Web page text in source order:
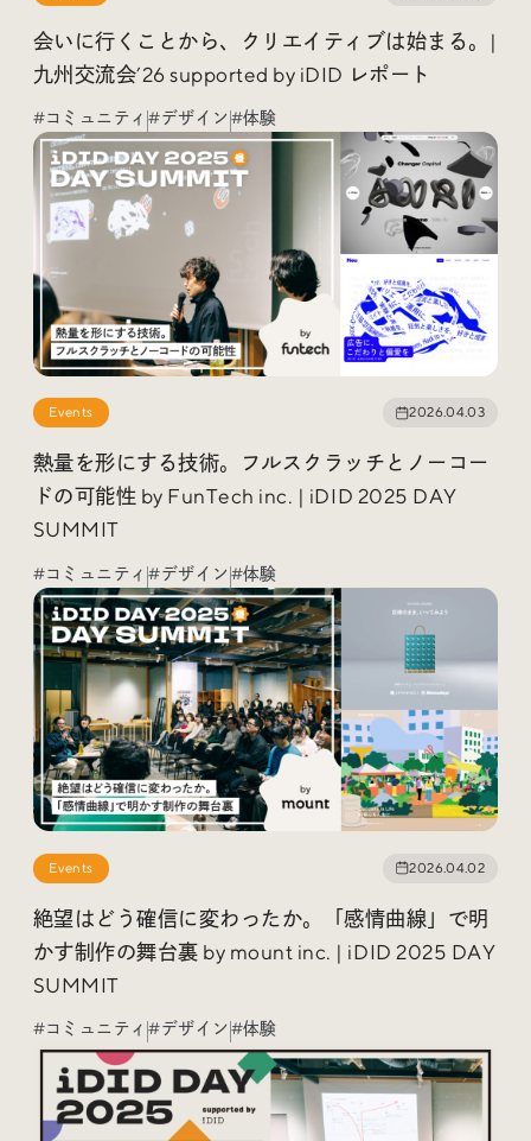
Social
@iDID_team 平日ほぼ毎日投稿中！
@iDID.team
Project byFOURDIGIT,SHIFTBRAINandWab Design
Privacy Policy
会いに行くことから、クリエイティブは始まる。|
九州交流会’26 supported by iDID レポート
#コミュニティ #デザイン#体験
Events 2026.04.03
熱量を形にする技術。フルスクラッチとノーコー
ドの可能性 by FunTech inc. | iDID 2025 DAY
SUMMIT
#コミュニティ#デザイン#体験
Events 2026.04.02
絶望はどう確信に変わったか。「感情曲線」で明
かす制作の舞台裏 by mount inc. | iDID 2025 DAY
SUMMIT
#コミュニティ #デザイン#体験